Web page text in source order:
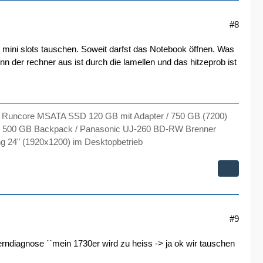
#8
slots tauschen. Soweit darfst das Notebook öffnen. Was
der rechner aus ist durch die lamellen und das hitzeprob ist
MSATA SSD 120 GB mit Adapter / 750 GB (7200)
GB Backpack / Panasonic UJ-260 BD-RW Brenner
24" (1920x1200) im Desktopbetrieb
#9
´´mein 1730er wird zu heiss -> ja ok wir tauschen